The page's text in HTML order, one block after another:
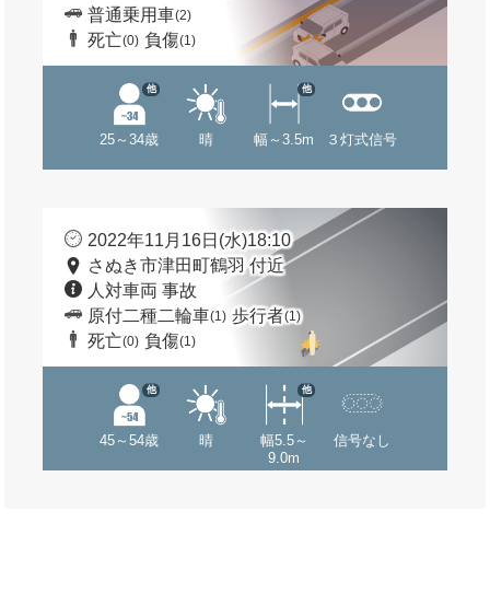
普通乗用車(2)
死亡(0) 負傷(1)
25～34歳
他
晴 幅～3.5m
他
３灯式信号
2022年11月16日(水)18:10
さぬき市津田町鶴羽 付近
人対車両 事故
原付二種二輪車(1) 歩行者(1)
死亡(0) 負傷(1)
45～54歳
他
晴
幅5.5～
9.0m
他
信号なし